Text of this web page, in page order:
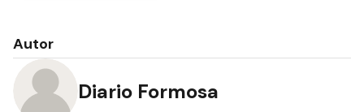
Autor
Diario Formosa